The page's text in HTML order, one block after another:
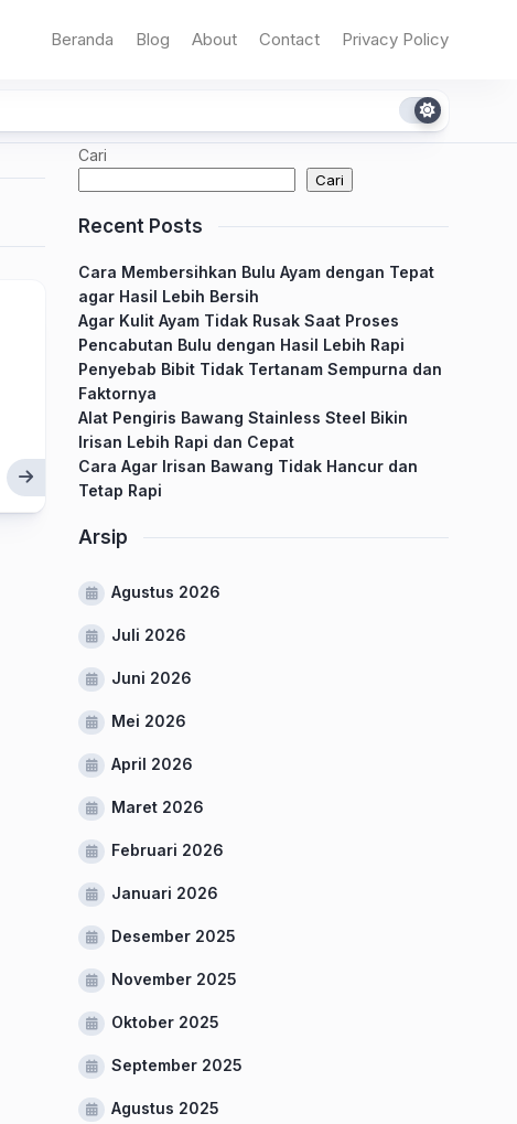
Beranda Blog About Contact Privacy Policy
Cari
Cari
Recent Posts
Cara Membersihkan Bulu Ayam dengan Tepat
agar Hasil Lebih Bersih
Agar Kulit Ayam Tidak Rusak Saat Proses
Pencabutan Bulu dengan Hasil Lebih Rapi
Penyebab Bibit Tidak Tertanam Sempurna dan
Faktornya
Alat Pengiris Bawang Stainless Steel Bikin
Irisan Lebih Rapi dan Cepat
Cara Agar Irisan Bawang Tidak Hancur dan
Tetap Rapi
Arsip
Agustus 2026
Juli 2026
Juni 2026
Mei 2026
April 2026
Maret 2026
Februari 2026
Januari 2026
Desember 2025
November 2025
Oktober 2025
September 2025
Agustus 2025